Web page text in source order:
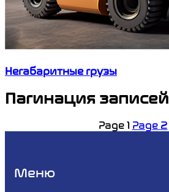
Негабаритные грузы
Пагинация записей
Page 1 Page 2
Меню